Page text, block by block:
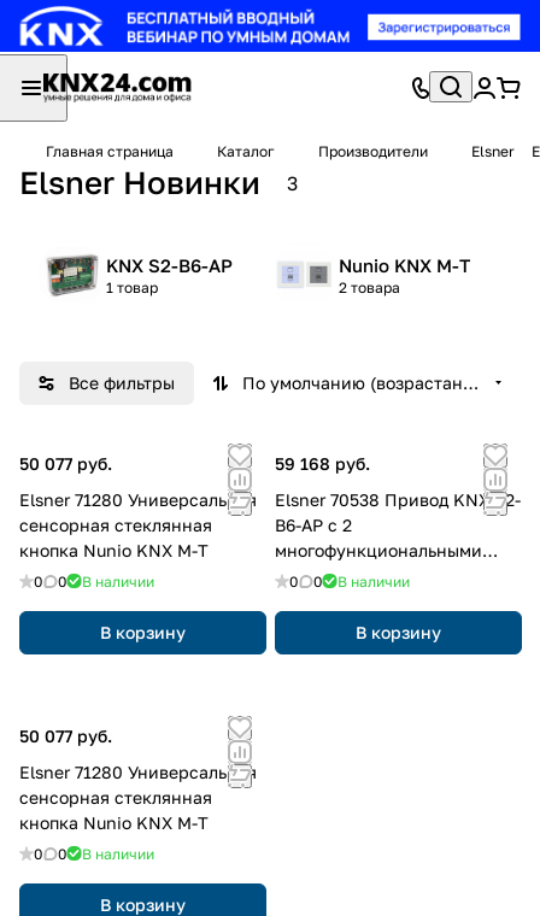
Главная страница Каталог Производители Elsner
Elsner Новинки 3
KNX S2-B6-AP
1 товар
Nunio KNX M-T
2 товара
Все фильтры По умолчанию (возрастание)
50 077 руб.
Elsner 71280 Универсальная
сенсорная стеклянная
кнопка Nunio KNX M-T
0 0 В наличии
В корзину
59 168 руб.
Elsner 70538 Привод KNX S2-
B6-AP с 2
многофункциональными
выходами, 6 входами
0 0 В наличии
В корзину
50 077 руб.
Elsner 71280 Универсальная
сенсорная стеклянная
кнопка Nunio KNX M-T
0 0 В наличии
В корзину